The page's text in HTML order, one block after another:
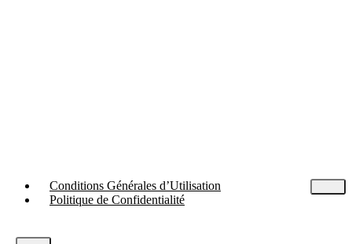
Conditions Générales d’Utilisation
Politique de Confidentialité